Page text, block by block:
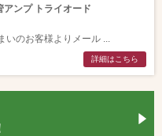
ンプ トライオード
いのお客様よりメール ...
詳細はこちら